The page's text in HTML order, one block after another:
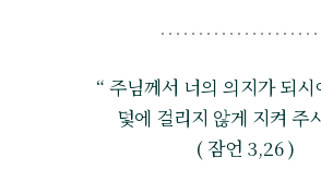
“ 주님께서 너의 의지가 되시
덫에 걸리지 않게 지켜 주
( 잠언 3,26 )